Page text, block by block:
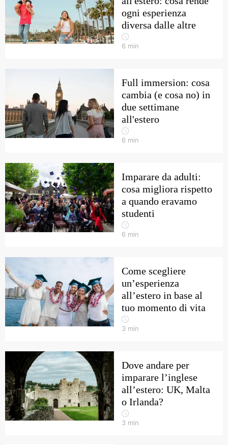
ogni esperienza
diversa dalle altre
6 min
Full immersion: cosa
cambia (e cosa no) in
due settimane
all'estero
6 min
Imparare da adulti:
cosa migliora rispetto
a quando eravamo
studenti
6 min
Come scegliere
un’esperienza
all’estero in base al
tuo momento di vita
3 min
Dove andare per
imparare l’inglese
all’estero: UK, Malta
o Irlanda?
3 min